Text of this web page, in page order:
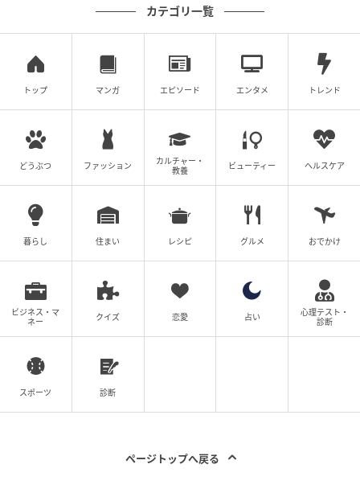
カテゴリ一覧
トップ マンガ エピソード エンタメ トレンド
どうぶつ ファッション
カルチャー・
教養
ビューティー ヘルスケア
暮らし 住まい レシピ グルメ おでかけ
ビジネス・マ
ネー
クイズ 恋愛 占い
心理テスト・
診断
スポーツ 診断
ページトップへ戻る